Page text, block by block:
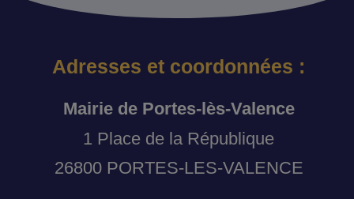
Adresses et coordonnées :
Mairie de Portes-lès-Valence
1 Place de la République
26800 PORTES-LES-VALENCE